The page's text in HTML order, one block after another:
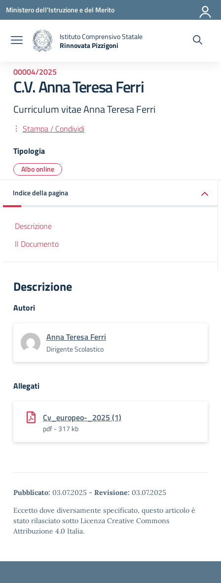
Vai ai contenuti
Vai al menu di navigazione
Vai al footer
Ministero dell'Istruzione e del Merito
Istituto Comprensivo Statale
Rinnovata Pizzigoni
00004/2025
C.V. Anna Teresa Ferri
Curriculum vitae Anna Teresa Ferri
Stampa / Condividi
Tipologia
Albo online
Indice della pagina
Descrizione
Il Documento
Descrizione
Autori
Anna Teresa Ferri
Dirigente Scolastico
Allegati
Cv_europeo-_2025 (1)
pdf - 317 kb
Pubblicato: 03.07.2025 - Revisione: 03.07.2025
Eccetto dove diversamente specificato, questo articolo è
stato rilasciato sotto Licenza Creative Commons
Attribuzione 4.0 Italia.